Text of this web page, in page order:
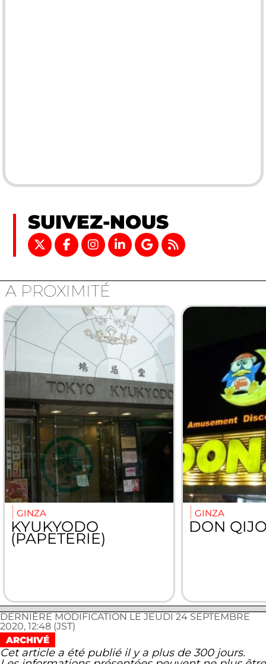
SUIVEZ-NOUS
A PROXIMITÉ
GINZA
KYUKYODO
(PAPETERIE)
GINZA
DON
DERNIÈRE MODIFICATION LE JEUDI 24 SEPTEMBRE
2020, 12:48 (JST)
ARCHIVÉ
Cet article a été publié il y a plus de 300 jours.